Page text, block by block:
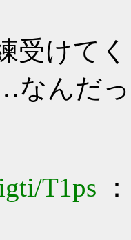
受けて
なんだ
T1ps